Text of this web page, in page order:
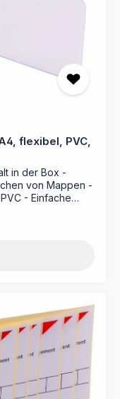
flexibel, PVC,
in der Box -
von Mappen -
- Einfache
Ihre Unterlagen
Material fügt
eine klare
Funktion:
Vorteil: